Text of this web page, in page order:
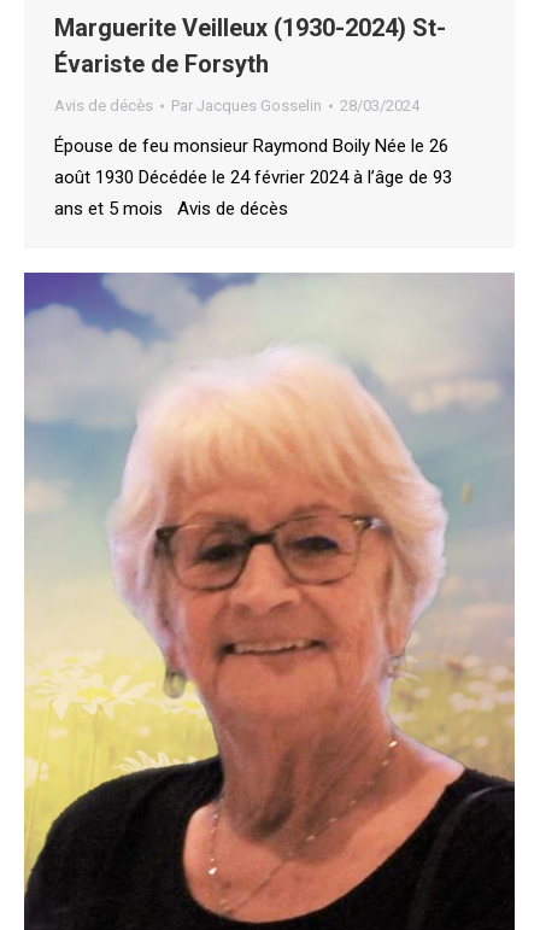
Marguerite Veilleux (1930-2024) St-
Évariste de Forsyth
Avis de décès Par Jacques Gosselin 28/03/2024
Épouse de feu monsieur Raymond Boily Née le 26
août 1930 Décédée le 24 février 2024 à l’âge de 93
ans et 5 mois Avis de décès